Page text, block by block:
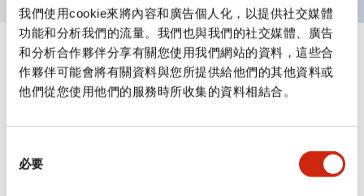
我們使用cookie來將內容和廣告個人化，以提供社交媒體
功能和分析我們的流量。我們也與我們的社交媒體、廣告
和分析合作夥伴分享有關您使用我們網站的資料，這些合
作夥伴可能會將有關資料與您所提供給他們的其他資料或
他們從您使用他們的服務時所收集的資料相結合。
必要
規格 顯示全部
審美規範